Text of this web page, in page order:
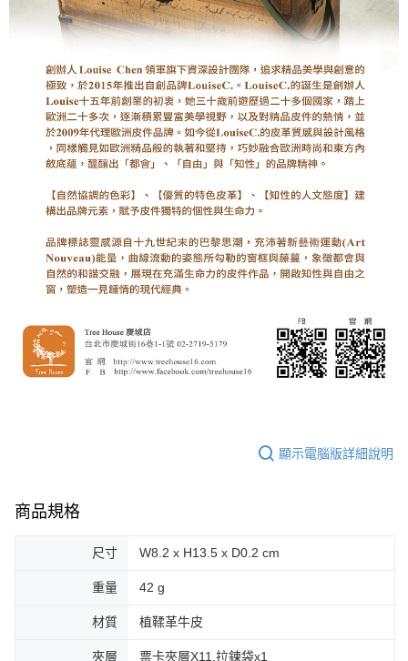
顯示電腦版詳細說明
商品規格
尺寸 W8.2 x H13.5 x D0.2 cm
重量 42 g
材質 植鞣革牛皮
夾層 票卡夾層X11,拉鍊袋x1